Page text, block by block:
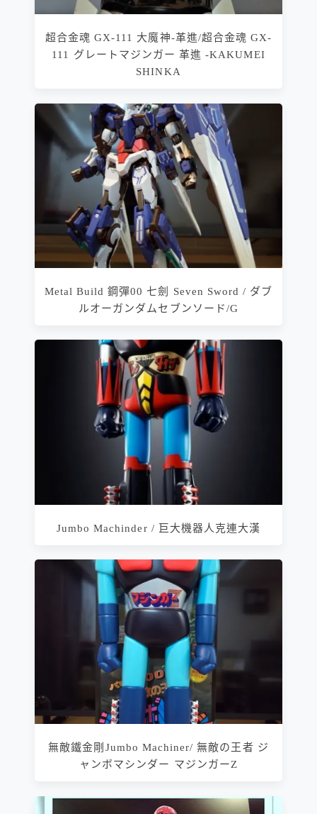
超合金魂 GX-111 大魔神-革進/超合金魂 GX-
111 グレートマジンガー 革進 -KAKUMEI
SHINKA
Metal Build 鋼彈00 七劍 Seven Sword / ダブ
ルオーガンダムセブンソード/G
Jumbo Machinder / 巨大機器人克連大漢
無敵鐵金剛Jumbo Machiner/ 無敵の王者 ジ
ャンボマシンダー マジンガーZ